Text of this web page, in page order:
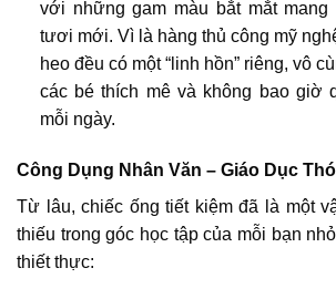
với những gam màu bắt mắt
tươi mới. Vì là hàng thủ công mỹ
heo đều có một “linh hồn” riêng, vô
các bé thích mê và không bao giờ
mỗi ngày.
Công Dụng Nhân Văn – Giáo Dục
Từ lâu, chiếc ống tiết kiệm đã là một
thiếu trong góc học tập của mỗi bạn
thiết thực: